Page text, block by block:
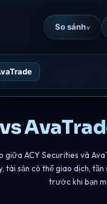
So sánhv
giữa ACY Securities và
tài sản có thể giao dịch,
trước khi bạn